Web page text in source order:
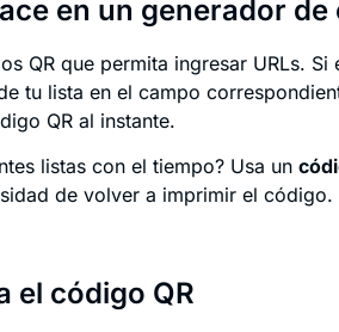
en un generador de
QR que permita ingresar URLs. Si
tu lista en el campo
QR al instante.
listas con el tiempo? Usa un
de volver a imprimir el código.
el código QR